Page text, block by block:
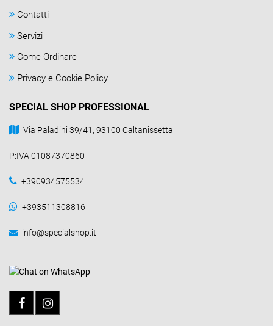
Contatti
Servizi
Come Ordinare
Privacy e Cookie Policy
SPECIAL SHOP PROFESSIONAL
Via Paladini 39/41, 93100 Caltanissetta
P:IVA 01087370860
+390934575534
+393511308816
info@specialshop.it